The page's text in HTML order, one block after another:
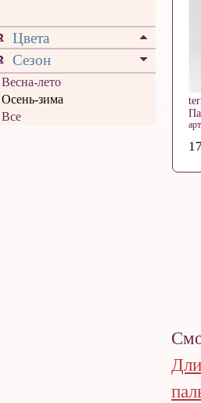
Цвета
Сезон
Весна-лето
Осень-зима
Все